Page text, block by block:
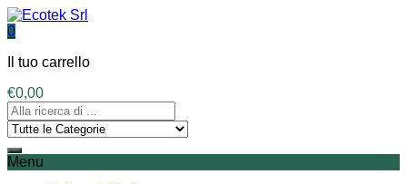
0
Il tuo carrello
€0,00
Menu